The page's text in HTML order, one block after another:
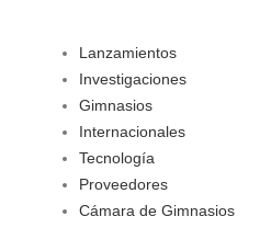
Lanzamientos
Investigaciones
Gimnasios
Internacionales
Tecnología
Proveedores
Cámara de Gimnasios